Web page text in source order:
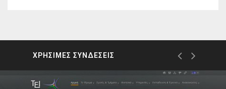
ΧΡΗΣΙΜΕΣ ΣΥΝΔΕΣΕΙΣ